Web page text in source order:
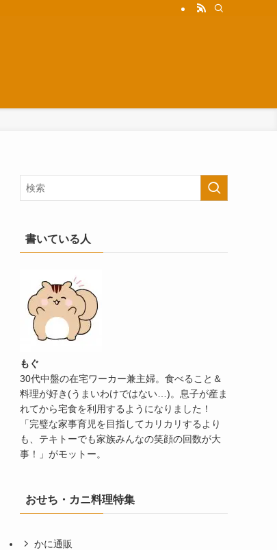
書いている人
もぐ
30代中盤の在宅ワーカー兼主婦。食べること＆
料理が好き(うまいわけではない…)。息子が産ま
れてから宅食を利用するようになりました！
「完璧な家事育児を目指してカリカリするより
も、テキトーでも家族みんなの笑顔の回数が大
事！」がモットー。
おせち・カニ料理特集
かに通販